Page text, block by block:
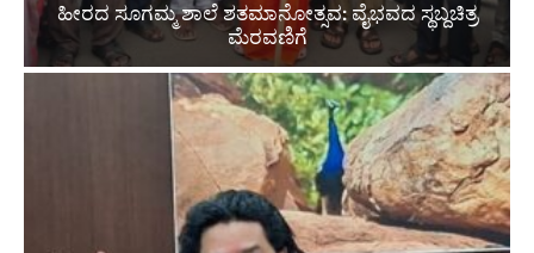
ಹೀರದ ಸೂಗಮ್ಮ ಶಾಲೆ ಶತಮಾನೋತ್ಸವ: ವೈಭವದ ಸ್ಥಬ್ದಚಿತ್ರ
ಮೆರವಣಿಗೆ